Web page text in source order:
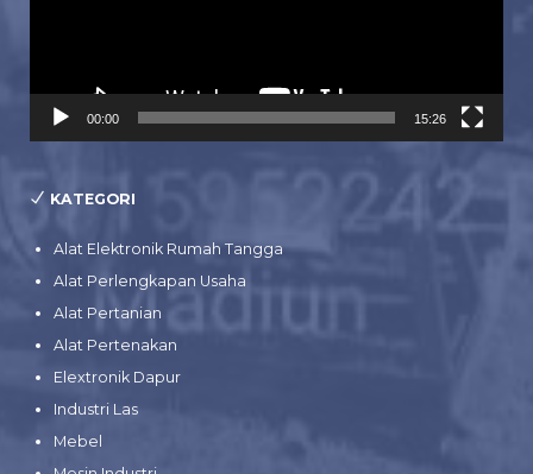
00:00 15:26
KATEGORI
Alat Elektronik Rumah Tangga
Alat Perlengkapan Usaha
Alat Pertanian
Alat Pertenakan
Elextronik Dapur
Industri Las
Mebel